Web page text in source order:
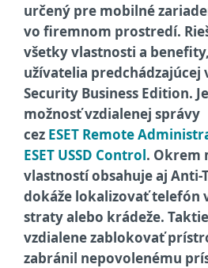
určený pre mobilné
vo firemnom prostredí.
všetky vlastnosti a
užívatelia predchádzajúcej
Security Business Edition.
možnosť vzdialenej správy
cez ESET Remote
ESET USSD Control. Okrem
vlastností obsahuje aj
dokáže lokalizovať telefón
straty alebo krádeže.
vzdialene zablokovať
zabránil nepovolenému